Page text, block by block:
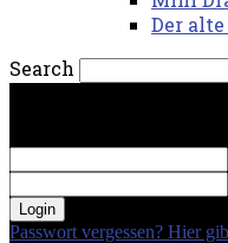
Der alte
Search
Passwort vergessen? Hier